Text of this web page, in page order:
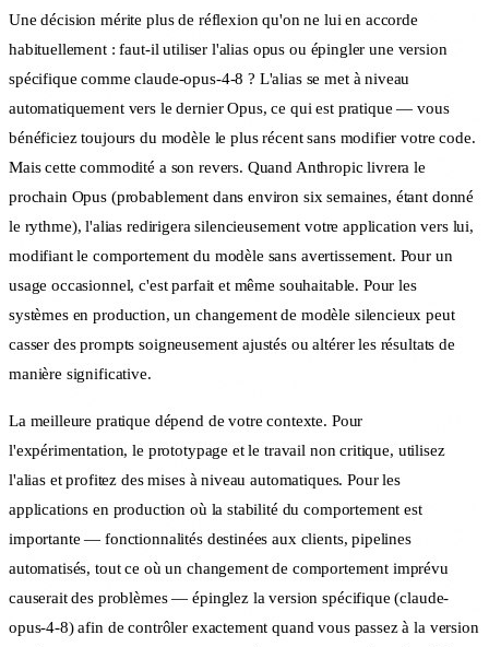
Une décision mérite plus de réflexion qu'on ne lui en accorde
habituellement : faut-il utiliser l'alias opus ou épingler une version
spécifique comme claude-opus-4-8 ? L'alias se met à niveau
automatiquement vers le dernier Opus, ce qui est pratique — vous
bénéficiez toujours du modèle le plus récent sans modifier votre code.
Mais cette commodité a son revers. Quand Anthropic livrera le
prochain Opus (probablement dans environ six semaines, étant donné
le rythme), l'alias redirigera silencieusement votre application vers lui,
modifiant le comportement du modèle sans avertissement. Pour un
usage occasionnel, c'est parfait et même souhaitable. Pour les
systèmes en production, un changement de modèle silencieux peut
casser des prompts soigneusement ajustés ou altérer les résultats de
manière significative.
La meilleure pratique dépend de votre contexte. Pour
l'expérimentation, le prototypage et le travail non critique, utilisez
l'alias et profitez des mises à niveau automatiques. Pour les
applications en production où la stabilité du comportement est
importante — fonctionnalités destinées aux clients, pipelines
automatisés, tout ce où un changement de comportement imprévu
causerait des problèmes — épinglez la version spécifique (claude-
opus-4-8) afin de contrôler exactement quand vous passez à la version